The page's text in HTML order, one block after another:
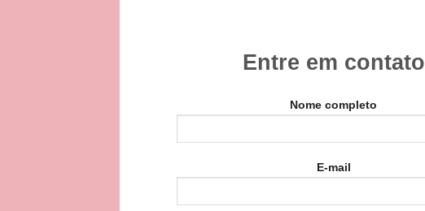
Entre em contato
Nome completo
E-mail